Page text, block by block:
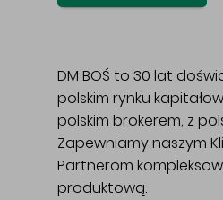
DM BOŚ to 30 lat
polskim rynku
polskim brokerem, z
Zapewniamy naszym
Partnerom
produktową.